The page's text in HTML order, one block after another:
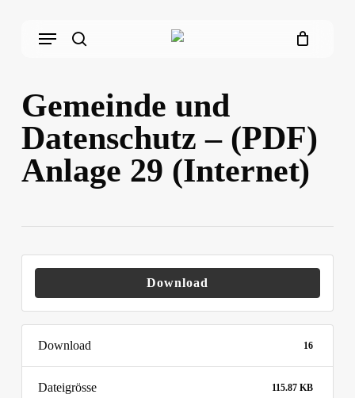
Menu
Gemeinde und
Datenschutz – (PDF)
Anlage 29 (Internet)
Download
Download 16
Dateigrösse 115.87 KB